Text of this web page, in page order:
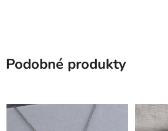
Podobné produkty